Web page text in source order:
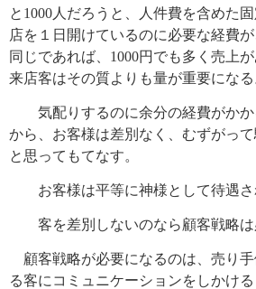
と1000人だろうと、人件費を含めた
店を１日開けているのに必要な経費
同じであれば、1000円でも多く売上
来店客はその質よりも量が重要になる
気配りするのに余分の経費がかか
から、お客様は差別なく、むずがっ
と思ってもてなす。
お客様は平等に神様として待遇さ
客を差別しないのなら顧客戦略は
顧客戦略が必要になるのは、売り
る客にコミュニケーションをしかけ